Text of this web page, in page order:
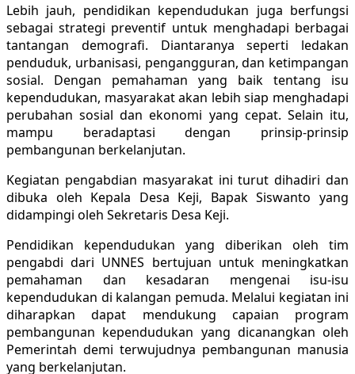
Lebih jauh, pendidikan kependudukan juga berfungsi
sebagai strategi preventif untuk menghadapi berbagai
tantangan demografi. Diantaranya seperti ledakan
penduduk, urbanisasi, pengangguran, dan ketimpangan
sosial. Dengan pemahaman yang baik tentang isu
kependudukan, masyarakat akan lebih siap menghadapi
perubahan sosial dan ekonomi yang cepat. Selain itu,
mampu beradaptasi dengan prinsip-prinsip
pembangunan berkelanjutan.
Kegiatan pengabdian masyarakat ini turut dihadiri dan
dibuka oleh Kepala Desa Keji, Bapak Siswanto yang
didampingi oleh Sekretaris Desa Keji.
Pendidikan kependudukan yang diberikan oleh tim
pengabdi dari UNNES bertujuan untuk meningkatkan
pemahaman dan kesadaran mengenai isu-isu
kependudukan di kalangan pemuda. Melalui kegiatan ini
diharapkan dapat mendukung capaian program
pembangunan kependudukan yang dicanangkan oleh
Pemerintah demi terwujudnya pembangunan manusia
yang berkelanjutan.